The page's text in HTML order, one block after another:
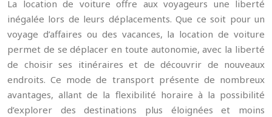
La location de voiture offre aux voyageurs une liberté
inégalée lors de leurs déplacements. Que ce soit pour un
voyage d’affaires ou des vacances, la location de voiture
permet de se déplacer en toute autonomie, avec la liberté
de choisir ses itinéraires et de découvrir de nouveaux
endroits. Ce mode de transport présente de nombreux
avantages, allant de la flexibilité horaire à la possibilité
d’explorer des destinations plus éloignées et moins